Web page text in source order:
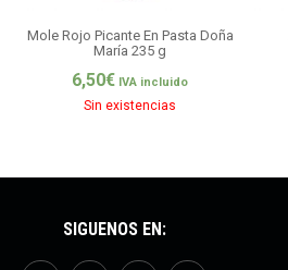
Mole Rojo Picante En Pasta Doña
María 235 g
6,50€ IVA incluido
Sin existencias
SÍGUENOS EN: